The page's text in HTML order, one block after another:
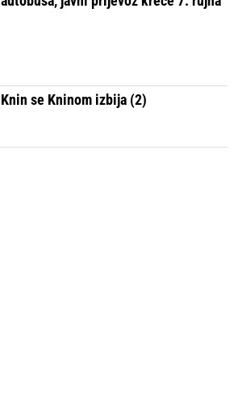
Knin se Kninom izbija (2)